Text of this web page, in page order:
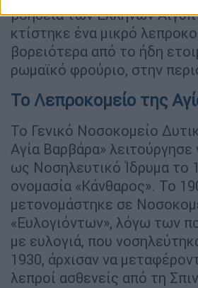
βοήθεια των Ελλήνων
κτίστηκε ένα μικρό
βορειότερα από το ήδη
ρωμαϊκό φρούριο, στην
Το Λεπροκομείο της
Το Γενικό Νοσοκομείο
Αγία Βαρβάρα»
ως Νοσηλευτικό Ίδρυμα το
ονομασία «Κάνθαρος». Το
μετονομάστηκε σε
«Ευλογιόντων», λόγω των
με ευλογιά, που
1930, άρχισαν να
λεπροί ασθενείς από τη